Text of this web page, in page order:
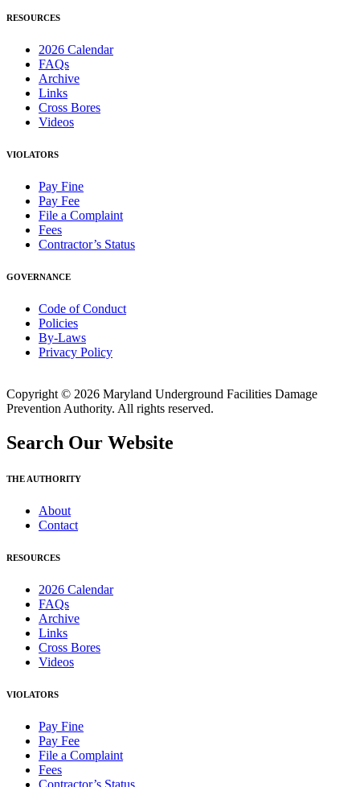
RESOURCES
2026 Calendar
FAQs
Archive
Links
Cross Bores
Videos
VIOLATORS
Pay Fine
Pay Fee
File a Complaint
Fees
Contractor’s Status
GOVERNANCE
Code of Conduct
Policies
By-Laws
Privacy Policy
Copyright © 2026 Maryland Underground Facilities Damage
Prevention Authority. All rights reserved.
Search Our Website
THE AUTHORITY
About
Contact
RESOURCES
2026 Calendar
FAQs
Archive
Links
Cross Bores
Videos
VIOLATORS
Pay Fine
Pay Fee
File a Complaint
Fees
Contractor’s Status